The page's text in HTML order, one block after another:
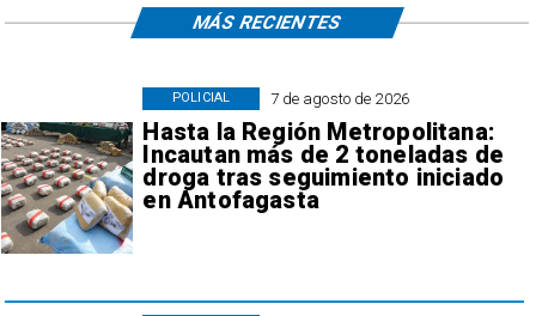
7 de agosto de 2026
Hasta la Región Metropolitana:
Incautan más de 2 toneladas de
droga tras seguimiento iniciado
en Antofagasta
POLICIAL
MÁS RECIENTES